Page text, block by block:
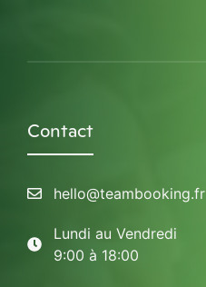
Contact
hello@teambooking.fr
Lundi au Vendredi
9:00 à 18:00